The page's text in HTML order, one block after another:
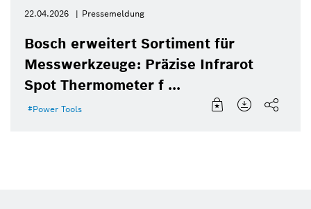
22.04.2026 Pressemeldung
Bosch erweitert Sortiment für
Messwerkzeuge: Präzise Infrarot
Spot Thermometer f ...
Power Tools